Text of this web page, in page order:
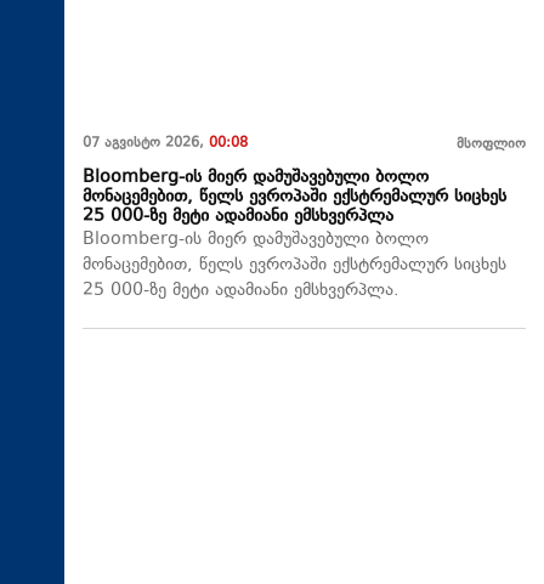
07 აგვისტო 2026, 00:08 მსოფლიო
Bloomberg-ის მიერ დამუშავებული ბოლო
მონაცემებით, წელს ევროპაში ექსტრემალურ სიცხეს
25 000-ზე მეტი ადამიანი ემსხვერპლა
Bloomberg-ის მიერ დამუშავებული ბოლო
მონაცემებით, წელს ევროპაში ექსტრემალურ სიცხეს
25 000-ზე მეტი ადამიანი ემსხვერპლა.